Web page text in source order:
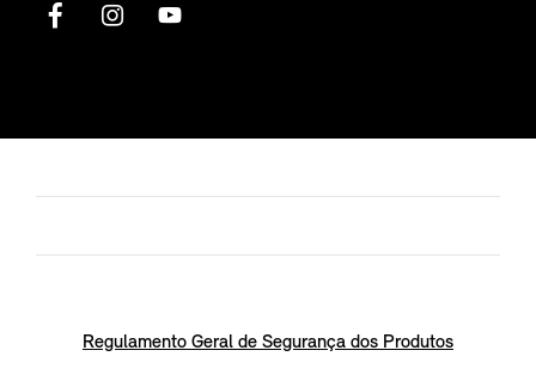
Regulamento Geral de Segurança dos Produtos